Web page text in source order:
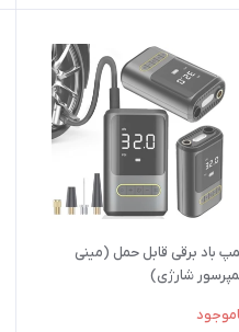
باد برقی قابل حمل (مینی
شارژی)